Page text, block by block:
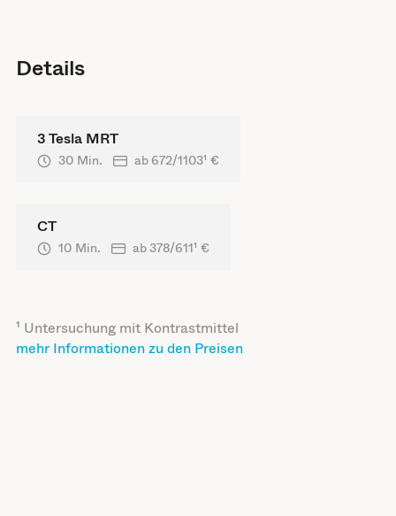
Details
3 Tesla MRT
30 Min. ab 672/1103¹ €
CT
10 Min. ab378/611¹ €
¹ Untersuchung mit Kontrastmittel
mehr Informationen zu den Preisen